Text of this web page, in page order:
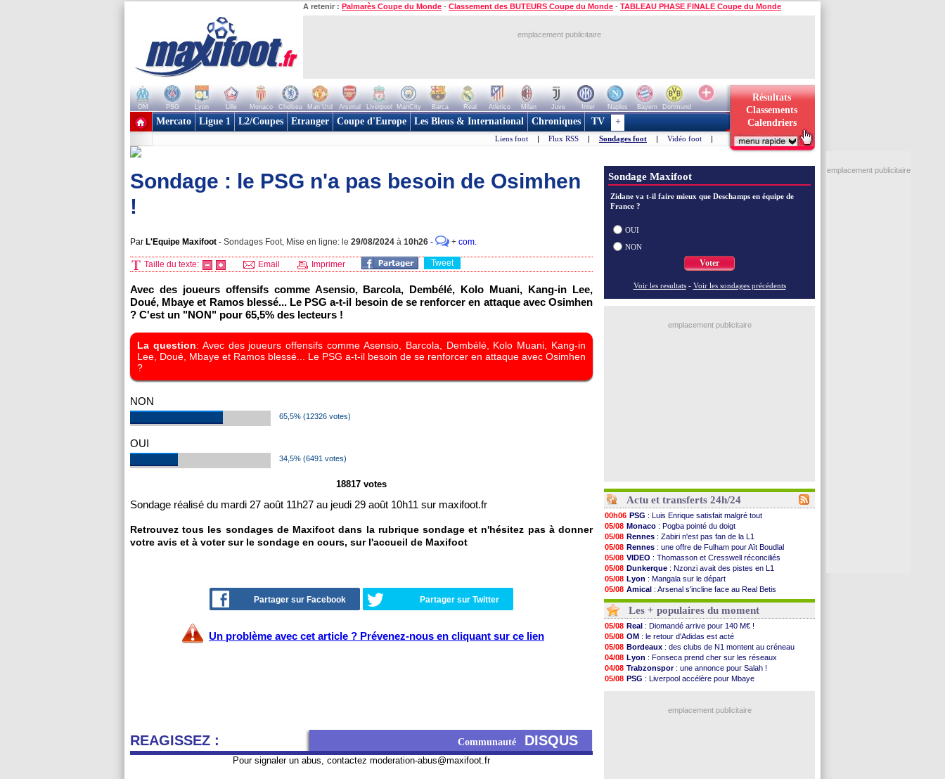
A retenir : Palmarès Coupe du Monde - Classement des BUTEURS Coupe du Monde - TABLEAU PHASE FINALE Coupe du Monde
emplacement publicitaire
OM PSG Lyon Lille Monaco Chelsea Man Utd Arsenal Liverpool ManCity Barca Real Atletico Milan Juve Inter Naples Bayern
Dortmund
+ de clubs
Résultats
Classements
Calendriers
Mercato Ligue 1 L2/Coupes Etranger Coupe d'Europe Les Bleus & International Chroniques TV +
Liens foot | Flux RSS | Sondages foot | Vidéo foot |
Sondage : le PSG n'a pas besoin de Osimhen
!
Par L'Equipe Maxifoot - Sondages Foot, Mise en ligne: le 29/08/2024 à 10h26 - + com.
Taille du texte: Email Imprimer Tweet
Avec des joueurs offensifs comme Asensio, Barcola, Dembélé, Kolo Muani, Kang-in Lee,
Doué, Mbaye et Ramos blessé... Le PSG a-t-il besoin de se renforcer en attaque avec Osimhen
? C'est un "NON" pour 65,5% des lecteurs !
La question: Avec des joueurs offensifs comme Asensio, Barcola, Dembélé, Kolo Muani, Kang-in
Lee, Doué, Mbaye et Ramos blessé... Le PSG a-t-il besoin de se renforcer en attaque avec Osimhen
?
NON
65,5% (12326 votes)
OUI
34,5% (6491 votes)
18817 votes
Sondage réalisé du mardi 27 août 11h27 au jeudi 29 août 10h11 sur maxifoot.fr
Retrouvez tous les sondages de Maxifoot dans la rubrique sondage et n'hésitez pas à donner
votre avis et à voter sur le sondage en cours, sur l'accueil de Maxifoot
Partager sur Facebook Partager sur Twitter
Un problème avec cet article ? Prévenez-nous en cliquant sur ce lien
REAGISSEZ : Communauté DISQUS
Pour signaler un abus, contactez moderation-abus@maxifoot.fr
Sondage Maxifoot
Zidane va t-il faire mieux que Deschamps en équipe de
France ?
OUI
NON
Voter
Voir les resultats - Voir les sondages précédents
emplacement publicitaire
Actu et transferts 24h/24
00h06 PSG : Luis Enrique satisfait malgré tout
05/08 Monaco : Pogba pointé du doigt
05/08 Rennes : Zabiri n'est pas fan de la L1
05/08 Rennes : une offre de Fulham pour Aït Boudlal
05/08 VIDEO : Thomasson et Cresswell réconciliés
05/08 Dunkerque : Nzonzi avait des pistes en L1
05/08 Lyon : Mangala sur le départ
05/08 Amical : Arsenal s'incline face au Real Betis
05/08 Amical: lourde défaite pour le PSG
05/08
Man City: Maresca flou pour Reijnders
05/08 LdC: Fenerbahçe prend une belle option
05/08 Al-Diriyah: Mbemba arrive libre (officiel)
05/08 Atletico: le plan d'Alvarez à son retour
05/08 Amical: premier succès pour Brest
05/08 VIDEO: le joli but de Greenwood avec le Fener !
05/08 CdM 2030: une promesse d'Infantino au Maroc ...
05/08 PSG : la compo pour le premier match amical
: l'OM domine Al-Shahaniya
Les + populaires du moment
05/08 Real : Diomandé arrive pour 140 M€ !
05/08 OM : le retour d'Adidas est acté
05/08 Bordeaux : des clubs de N1 montent au créneau
04/08 Lyon : Fonseca prend cher sur les réseaux
04/08 Trabzonspor : une annonce pour Salah !
05/08 PSG : Liverpool accélère pour Mbaye
emplacement publicitaire
emplacement publicitaire